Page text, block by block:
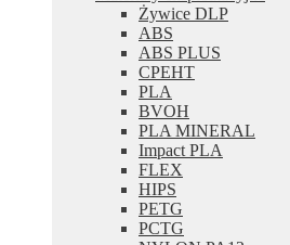
Żywice DLP
ABS
ABS PLUS
CPEHT
PLA
BVOH
PLA MINERAL
Impact PLA
FLEX
HIPS
PETG
PCTG